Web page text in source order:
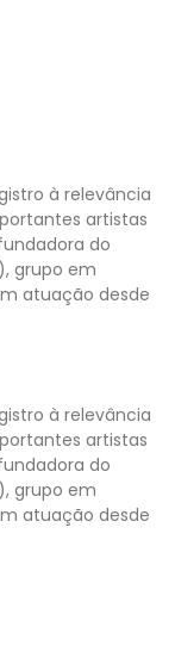
à relevância
artistas
do
grupo em
atuação desde
à relevância
artistas
do
grupo em
atuação desde